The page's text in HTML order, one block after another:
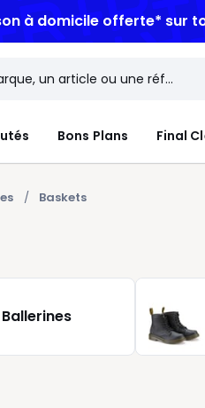
à domicile offerte* sur
Bons Plans Final
Baskets
Ballerines